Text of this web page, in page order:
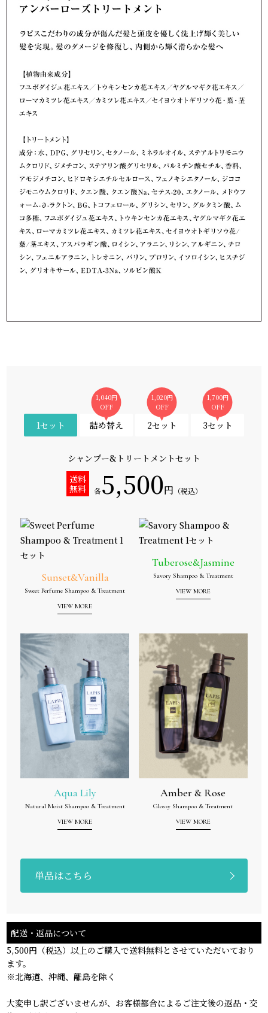
1セット 詰め替え
1,040円
OFF
2セット
1,020円
OFF
3セット
1,700円
OFF
シャンプー&トリートメントセット
送料
無料
各5,500円 （税込）
Sunset&Vanilla
Sweet Perfume Shampoo & Treatment
VIEW MORE
Tuberose&Jasmine
Savory Shampoo & Treatment
VIEW MORE
Aqua Lily
Natural Moist Shampoo & Treatment
VIEW MORE
Amber & Rose
Glossy Shampoo & Treatment
VIEW MORE
単品はこちら
配送・返品について
5,500円（税込）以上のご購入で送料無料とさせていただいており
ます。
※北海道、沖縄、離島を除く
大変申し訳ございませんが、お客様都合によるご注文後の返品・交